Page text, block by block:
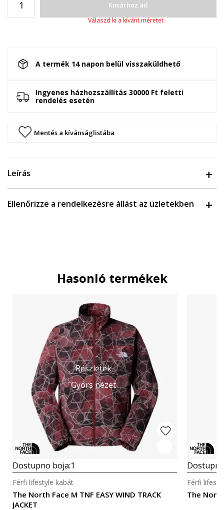
Kosárhoz ad
Válaszd ki a kívánt méretet
A termék 14 napon belül visszaküldhető
Ingyenes házhozszállítás 30000 Ft feletti
rendelés esetén
Mentés a kívánságlistába
Leírás
Ellenőrizze a rendelkezésre állást az üzletekben
Hasonló termékek
Részletek
Gyors nézet
Dostupno boja:1
The North Face M TNF EASY WIND TRACK
JACKET
Férfi lifestyle kabát
The North
Férfi